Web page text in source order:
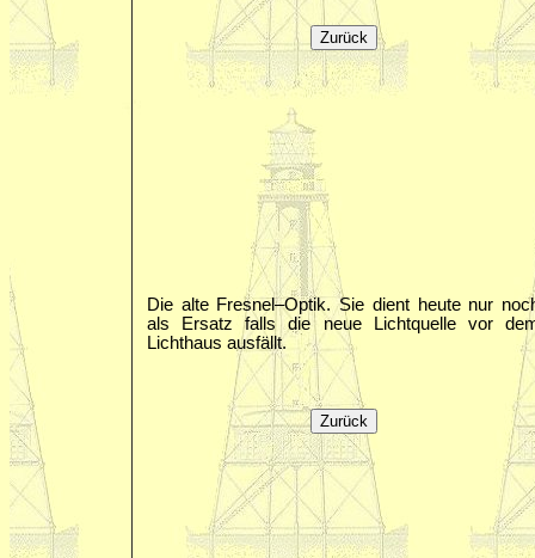
Die alte Fresnel–Optik. Sie dient heute nur
als Ersatz falls die neue Lichtquelle vor
Lichthaus ausfällt.